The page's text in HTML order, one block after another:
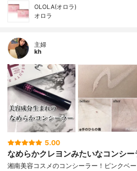
OLOLA(オロラ)
オロラ
主婦
kh
5.00
なめらかクレヨンみたいなコンシ
湘南美容コスメのコンシーラー！ピンクベ